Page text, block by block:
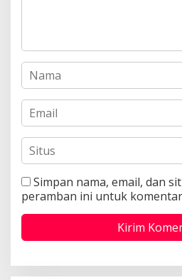
Simpan nama, email, dan
peramban ini untuk